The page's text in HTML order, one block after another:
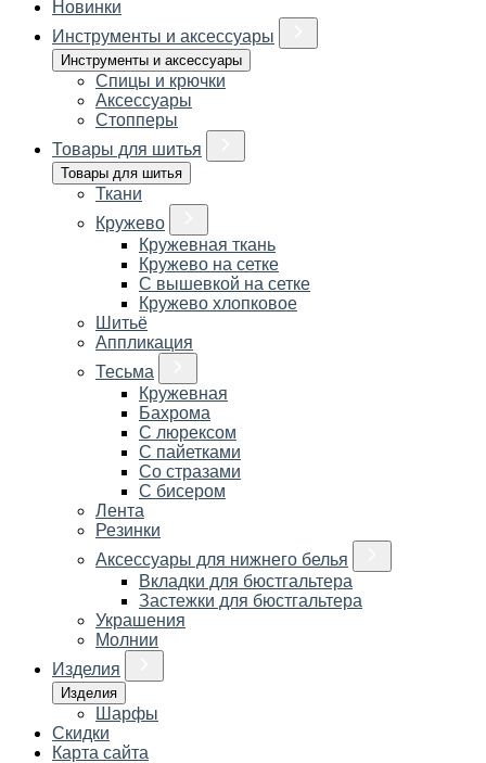
Новинки
Инструменты и аксессуары
Инструменты и аксессуары
Спицы и крючки
Аксессуары
Стопперы
Товары для шитья
Товары для шитья
Ткани
Кружево
Кружевная ткань
Кружево на сетке
С вышевкой на сетке
Кружево хлопковое
Шитьё
Аппликация
Тесьма
Кружевная
Бахрома
С люрексом
С пайетками
Со стразами
С бисером
Лента
Резинки
Аксессуары для нижнего белья
Вкладки для бюстгальтера
Застежки для бюстгальтера
Украшения
Молнии
Изделия
Изделия
Шарфы
Скидки
Карта сайта